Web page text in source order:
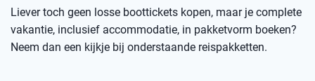
Liever toch geen losse boottickets kopen, maar je complete
vakantie, inclusief accommodatie, in pakketvorm boeken?
Neem dan een kijkje bij onderstaande reispakketten.